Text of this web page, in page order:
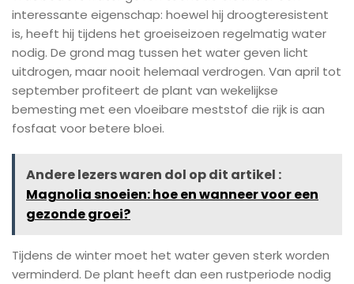
interessante eigenschap: hoewel hij droogteresistent
is, heeft hij tijdens het groeiseizoen regelmatig water
nodig. De grond mag tussen het water geven licht
uitdrogen, maar nooit helemaal verdrogen. Van april tot
september profiteert de plant van wekelijkse
bemesting met een vloeibare meststof die rijk is aan
fosfaat voor betere bloei.
Andere lezers waren dol op dit artikel :
Magnolia snoeien: hoe en wanneer voor een
gezonde groei?
Tijdens de winter moet het water geven sterk worden
verminderd. De plant heeft dan een rustperiode nodig